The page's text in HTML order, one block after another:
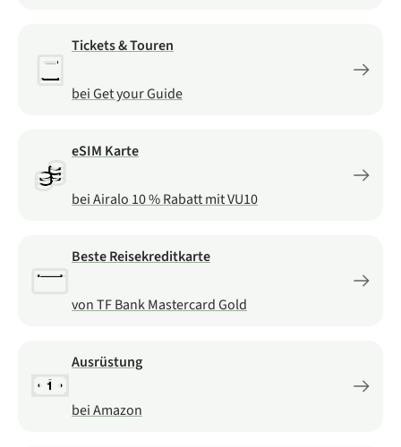
Tickets & Touren
bei Get your Guide
eSIM Karte
bei Airalo 10 % Rabatt mit VU10
Beste Reisekreditkarte
von TF Bank Mastercard Gold
Ausrüstung
bei Amazon